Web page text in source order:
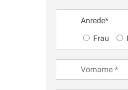
Anrede*
Frau